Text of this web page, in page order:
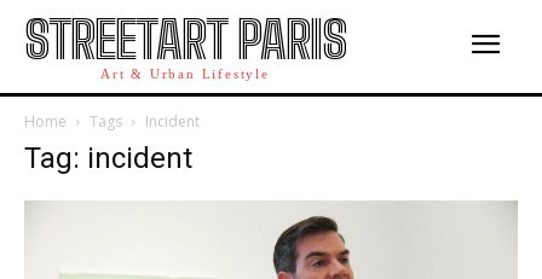
STREETART PARIS
Art & Urban Lifestyle
Home Tags Incident
Tag: incident